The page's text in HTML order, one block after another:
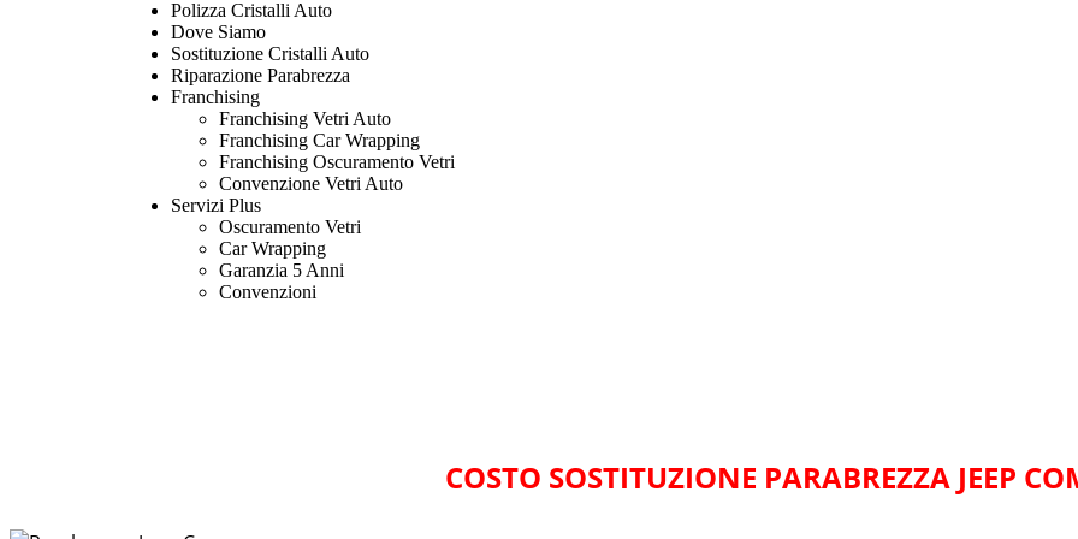
Polizza Cristalli Auto
Dove Siamo
Sostituzione Cristalli Auto
Riparazione Parabrezza
Franchising
Franchising Vetri Auto
Franchising Car Wrapping
Franchising Oscuramento Vetri
Convenzione Vetri Auto
Servizi Plus
Oscuramento Vetri
Car Wrapping
Garanzia 5 Anni
Convenzioni
COSTO SOSTITUZIONE PARABREZZA JEEP